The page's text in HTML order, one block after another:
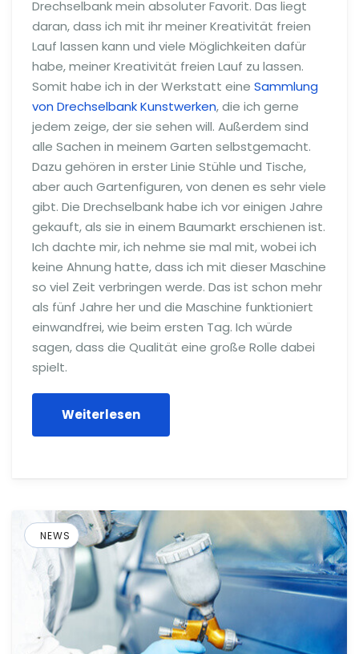
Drechselbank mein absoluter Favorit. Das liegt
daran, dass ich mit ihr meiner Kreativität freien
Lauf lassen kann und viele Möglichkeiten dafür
habe, meiner Kreativität freien Lauf zu lassen.
Somit habe ich in der Werkstatt eine Sammlung
von Drechselbank Kunstwerken, die ich gerne
jedem zeige, der sie sehen will. Außerdem sind
alle Sachen in meinem Garten selbstgemacht.
Dazu gehören in erster Linie Stühle und Tische,
aber auch Gartenfiguren, von denen es sehr viele
gibt. Die Drechselbank habe ich vor einigen Jahre
gekauft, als sie in einem Baumarkt erschienen ist.
Ich dachte mir, ich nehme sie mal mit, wobei ich
keine Ahnung hatte, dass ich mit dieser Maschine
so viel Zeit verbringen werde. Das ist schon mehr
als fünf Jahre her und die Maschine funktioniert
einwandfrei, wie beim ersten Tag. Ich würde
sagen, dass die Qualität eine große Rolle dabei
spielt.
Weiterlesen
NEWS